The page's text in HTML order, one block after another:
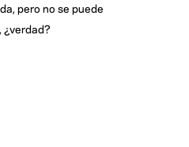
pero no se puede
¿verdad?